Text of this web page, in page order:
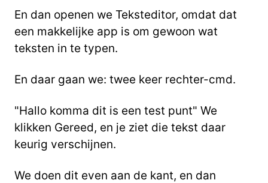
En dan openen we Teksteditor, omdat dat
een makkelijke app is om gewoon wat
teksten in te typen.
En daar gaan we: twee keer rechter-cmd.
"Hallo komma dit is een test punt" We
klikken Gereed, en je ziet die tekst daar
keurig verschijnen.
We doen dit even aan de kant, en dan